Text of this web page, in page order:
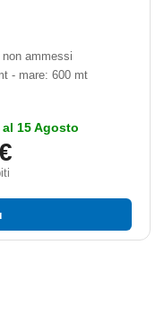
ammessi
- mare: 600 mt
15 Agosto